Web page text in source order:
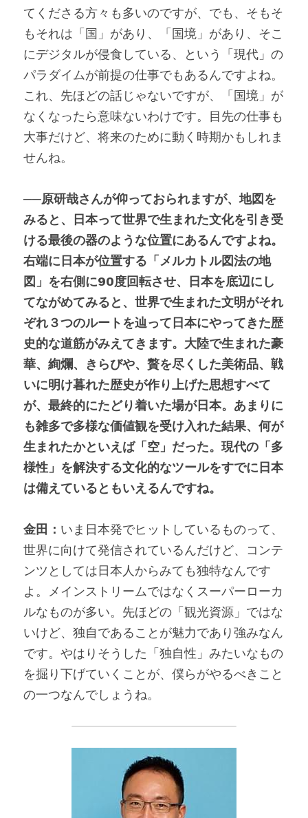
てくださる方々も多いのですが、でも、そもそ
もそれは「国」があり、「国境」があり、そこ
にデジタルが侵食している、という「現代」の
パラダイムが前提の仕事でもあるんですよね。
これ、先ほどの話じゃないですが、「国境」が
なくなったら意味ないわけです。目先の仕事も
大事だけど、将来のために動く時期かもしれま
せんね。
──原研哉さんが仰っておられますが、地図を
みると、日本って世界で生まれた文化を引き受
ける最後の器のような位置にあるんですよね。
右端に日本が位置する「メルカトル図法の地
図」を右側に90度回転させ、日本を底辺にし
てながめてみると、世界で生まれた文明がそれ
ぞれ３つのルートを辿って日本にやってきた歴
史的な道筋がみえてきます。大陸で生まれた豪
華、絢爛、きらびや、贅を尽くした美術品、戦
いに明け暮れた歴史が作り上げた思想すべて
が、最終的にたどり着いた場が日本。あまりに
も雑多で多様な価値観を受け入れた結果、何が
生まれたかといえば「空」だった。現代の「多
様性」を解決する文化的なツールをすでに日本
は備えているともいえるんですね。
金田： いま日本発でヒットしているものって、
世界に向けて発信されているんだけど、コンテ
ンツとしては日本人からみても独特なんです
よ。メインストリームではなくスーパーローカ
ルなものが多い。先ほどの「観光資源」ではな
いけど、独自であることが魅力であり強みなん
です。やはりそうした「独自性」みたいなもの
を掘り下げていくことが、僕らがやるべきこと
の一つなんでしょうね。